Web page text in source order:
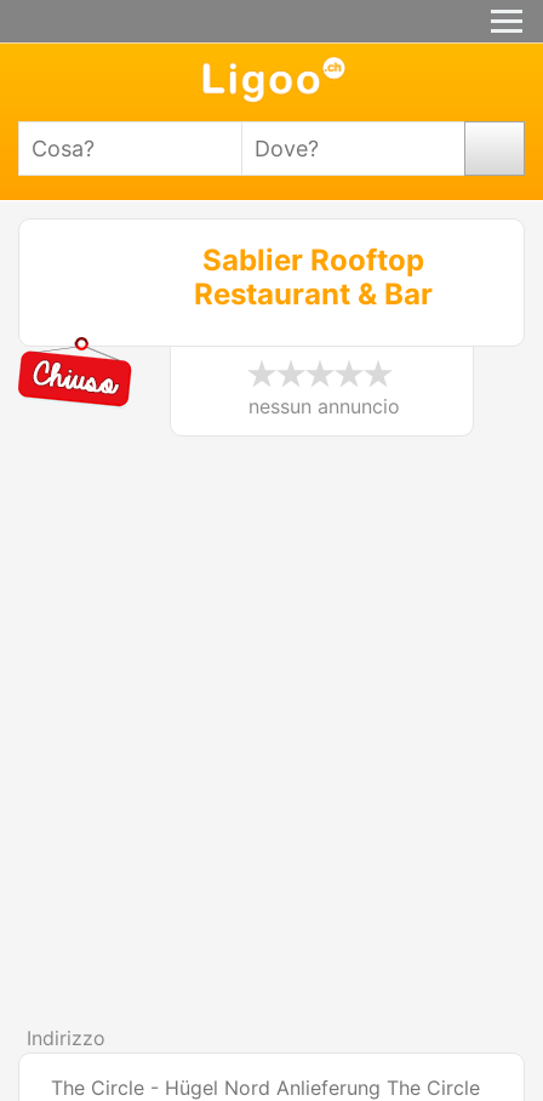
Sablier Rooftop
Restaurant & Bar
nessun annuncio
Indirizzo
The Circle - Hügel Nord Anlieferung The Circle